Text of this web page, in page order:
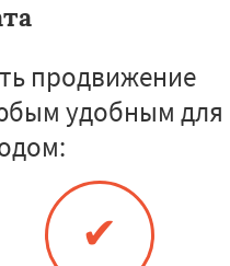
продвижение
удобным для
✔